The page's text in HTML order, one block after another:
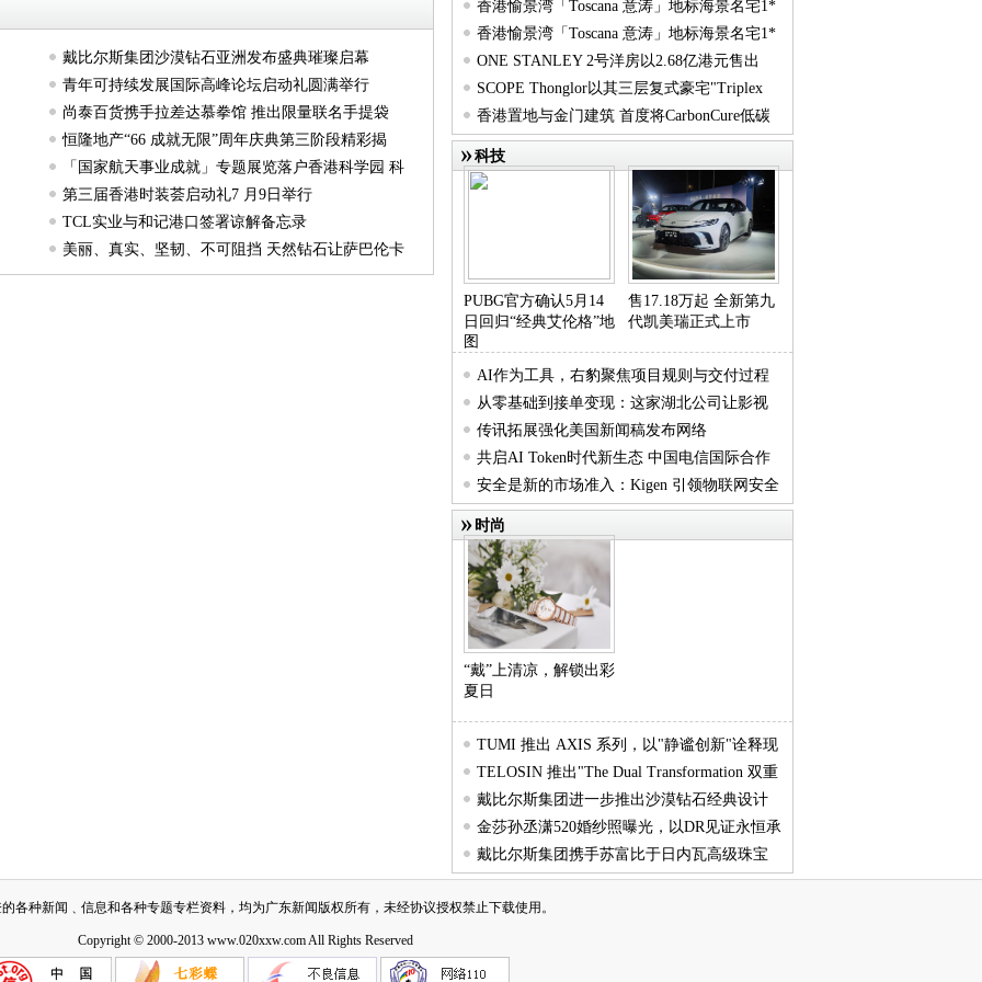
戴比尔斯集团沙漠钻石亚洲发布盛典璀璨启幕
青年可持续发展国际高峰论坛启动礼圆满举行
尚泰百货携手拉差达慕拳馆 推出限量联名手提袋
恒隆地产“66 成就无限”周年庆典第三阶段精彩揭
「国家航天事业成就」专题展览落户香港科学园 科
第三届香港时装荟启动礼7 月9日举行
TCL实业与和记港口签署谅解备忘录
美丽、真实、坚韧、不可阻挡 天然钻石让萨巴伦卡
香港愉景湾「Toscana 意涛」地标海景名宅1*
第19-
香港愉景湾「Toscana 意涛」地标海景名宅1*
第19-
ONE STANLEY 2号洋房以2.68亿港元售出
* 实用呎价
SCOPE Thonglor以其三层复式豪宅"Triplex
Residen
香港置地与金门建筑 首度将CarbonCure低碳
混凝土
科技
​PUBG官方确认5月14
日回归“经典艾伦格”地
图
售17.18万起 全新第九
代凯美瑞正式上市
AI作为工具，右豹聚焦项目规则与交付过程
从零基础到接单变现：这家湖北公司让影视
后期不再
传讯拓展强化美国新闻稿发布网络
共启AI Token时代新生态 中国电信国际合作
伙伴大
安全是新的市场准入：Kigen 引领物联网安全
时代
时尚
“戴”上清凉，解锁出彩
夏日
TUMI 推出 AXIS 系列，以"静谧创新"诠释现
代生活
TELOSIN 推出"The Dual Transformation 双重
焕变"
戴比尔斯集团进一步推出沙漠钻石经典设计
款式 亮
金莎孙丞潇520婚纱照曝光，以DR见证永恒承
诺戴比尔斯集团携手苏富比于日内瓦高级珠宝
拍卖会呈
各种新闻﹑信息和各种专题专栏资料，均为广东新闻版权所有，未经协议授权禁止下载使用。
Copyright © 2000-2013 www.020xxw.com All Rights Reserved